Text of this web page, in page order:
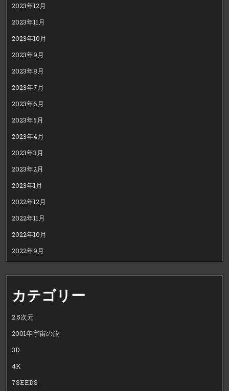
2023年12月
2023年11月
2023年10月
2023年9月
2023年8月
2023年7月
2023年6月
2023年5月
2023年4月
2023年3月
2023年2月
2023年1月
2022年12月
2022年11月
2022年10月
2022年9月
カテゴリー
2.5次元
2001年宇宙の旅
3D
4K
7SEEDS